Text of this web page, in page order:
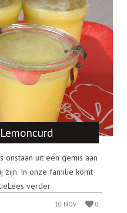
onstaan uit een gemis aan
zijn. In onze familie komt
verder
10 NOV 0